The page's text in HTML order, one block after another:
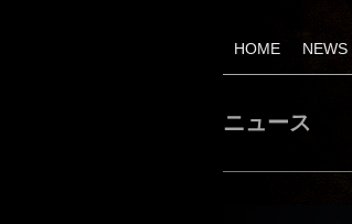
HOME NEWS
ニュース